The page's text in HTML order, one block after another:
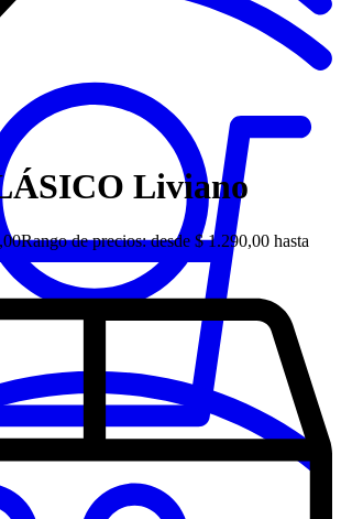
Liviano
Rango de precios: desde $ 1.290,00 hasta